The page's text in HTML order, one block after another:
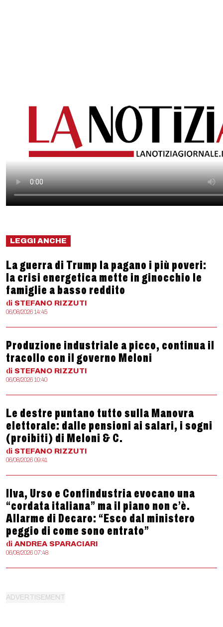
LEGGI ANCHE
La guerra di Trump la pagano i più poveri:
la crisi energetica mette in ginocchio le
famiglie a basso reddito
di STEFANO RIZZUTI
06/08/2026 14:45
Produzione industriale a picco, continua il
tracollo con il governo Meloni
di STEFANO RIZZUTI
06/08/2026 10:40
Le destre puntano tutto sulla Manovra
elettorale: dalle pensioni ai salari, i sogni
(proibiti) di Meloni & C.
di STEFANO RIZZUTI
06/08/2026 09:41
Ilva, Urso e Confindustria evocano una
“cordata italiana” ma il piano non c’è.
Allarme di Decaro: “Esco dal ministero
peggio di come sono entrato”
di ANDREA SPARACIARI
06/08/2026 07:48